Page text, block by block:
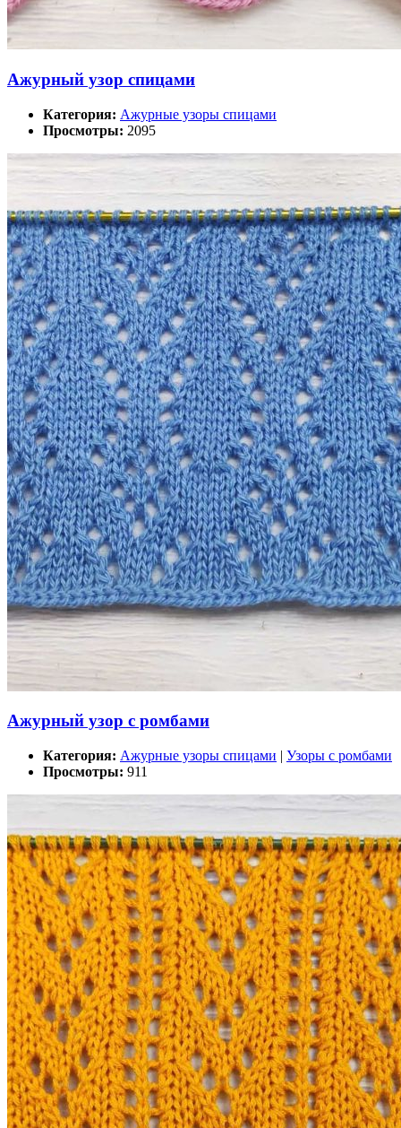
Ажурный узор спицами
Категория: Ажурные узоры спицами
Просмотры: 2095
Ажурный узор с ромбами
Категория: Ажурные узоры спицами | Узоры с ромбами
Просмотры: 911